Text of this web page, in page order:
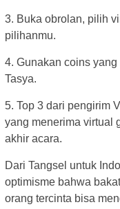
3. Buka obrolan, pilih
pilihanmu.
4. Gunakan coins
Tasya.
5. Top 3 dari pengirim
yang menerima virtual
akhir acara.
Dari Tangsel untuk
optimisme bahwa
orang tercinta bisa